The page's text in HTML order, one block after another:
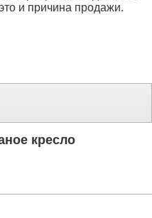
и причина продажи.
кресло